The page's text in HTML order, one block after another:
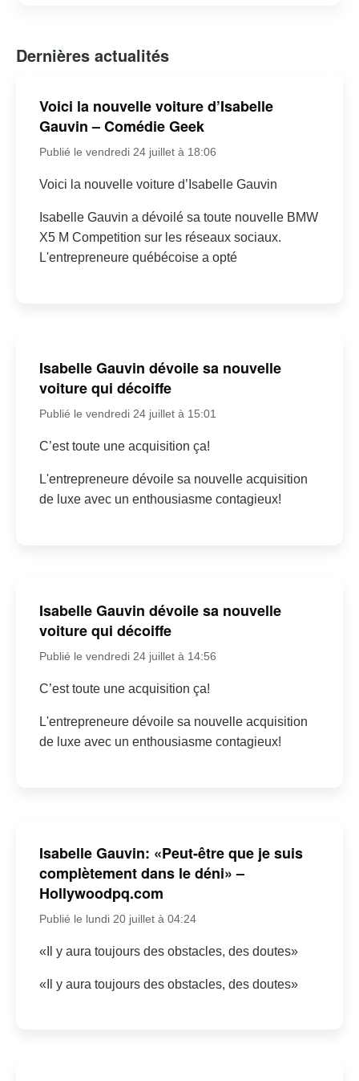
Dernières actualités
Voici la nouvelle voiture d’Isabelle
Gauvin – Comédie Geek
Publié le vendredi 24 juillet à 18:06
Voici la nouvelle voiture d’Isabelle Gauvin
Isabelle Gauvin a dévoilé sa toute nouvelle BMW
X5 M Competition sur les réseaux sociaux.
L'entrepreneure québécoise a opté
Isabelle Gauvin dévoile sa nouvelle
voiture qui décoiffe
Publié le vendredi 24 juillet à 15:01
C’est toute une acquisition ça!
L'entrepreneure dévoile sa nouvelle acquisition
de luxe avec un enthousiasme contagieux!
Isabelle Gauvin dévoile sa nouvelle
voiture qui décoiffe
Publié le vendredi 24 juillet à 14:56
C’est toute une acquisition ça!
L'entrepreneure dévoile sa nouvelle acquisition
de luxe avec un enthousiasme contagieux!
Isabelle Gauvin: «Peut-être que je suis
complètement dans le déni» –
Hollywoodpq.com
Publié le lundi 20 juillet à 04:24
«Il y aura toujours des obstacles, des doutes»
«Il y aura toujours des obstacles, des doutes»